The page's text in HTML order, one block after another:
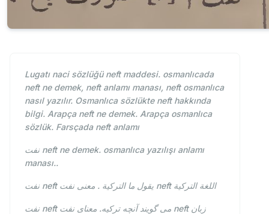
Lugatı naci sözlüğü neft maddesi. osmanlıcada
neft ne demek, neft anlamı manası, neft osmanlıca
nasıl yazılır. Osmanlıca sözlükte neft hakkında
bilgi. Arapça neft ne demek. Arapça osmanlıca
sözlük. Farsçada neft anlamı
نفت neft ne demek. osmanlıca yazılışı anlamı
manası..
نفت neft يقول ما التركية . معنى نفت neft اللغة التركية
نفت neft می گویند آنچه ترکیه. معنای نفت neft زبان